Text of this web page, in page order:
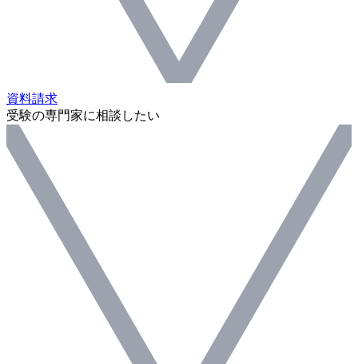
資料請求
受験の専門家に相談したい